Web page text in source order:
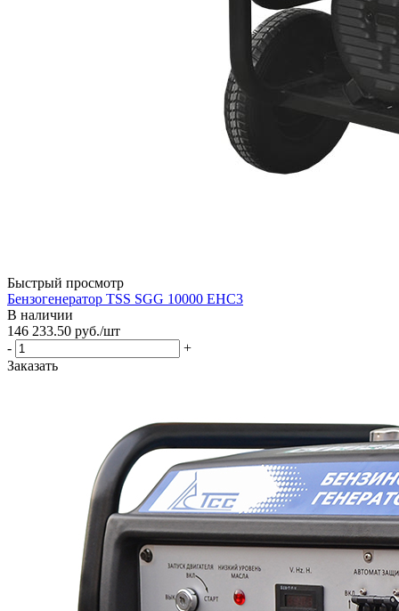
Быстрый просмотр
Бензогенератор TSS SGG 10000 EHC3
В наличии
146 233.50 руб./шт
-
+
Заказать